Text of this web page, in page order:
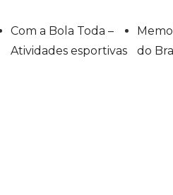
Com a Bola Toda –
Atividades esportivas
do